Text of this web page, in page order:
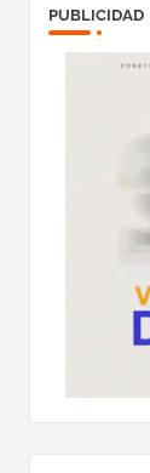
PUBLICIDAD